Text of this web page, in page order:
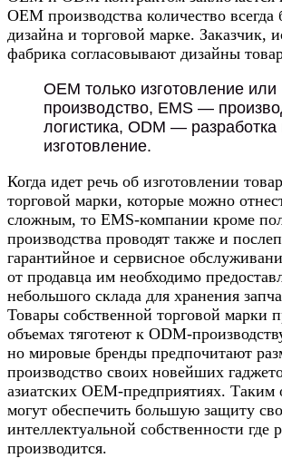
OEM производства количество
дизайна и торговой марке. Заказчик,
фабрика согласовывают дизайны
OEM только изготовление или
производство, EMS —
логистика, ODM — разработка
изготовление.
Когда идет речь об изготовлении
торговой марки, которые можно
сложным, то ЕМS-компании кроме
производства проводят также и
гарантийное и сервисное
от продавца им необходимо
небольшого склада для хранения
Товары собственной торговой марки
объемах тяготеют к ODM-
но мировые бренды предпочитают
производство своих новейших
азиатских ОЕМ-предприятиях. Таким
могут обеспечить большую защиту
интеллектуальной собственности где
производится.